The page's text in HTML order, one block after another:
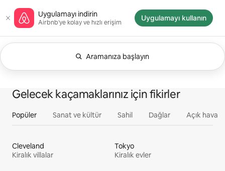
atlaAirbnb ana sayfası
Uygulamayı indirin
Airbnb'ye kolay ve hızlı erişim
Uygulamayı kullanın
Aramanıza başlayın
Şu anda Herhangi bir zaman gösteriliyor.
Hepsi
Evler Deneyimler
Gelecek kaçamaklarınız için fikirler
Popüler Sanat ve kültür Sahil Dağlar Açık hava
Cleveland
Kiralık villalar
Tokyo
Kiralık evler